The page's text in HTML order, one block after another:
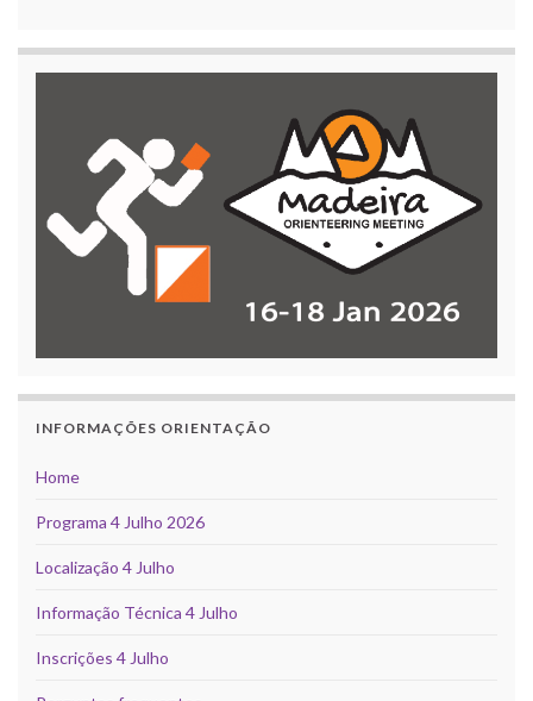
INFORMAÇÕES ORIENTAÇÃO
Home
Programa 4 Julho 2026
Localização 4 Julho
Informação Técnica 4 Julho
Inscrições 4 Julho